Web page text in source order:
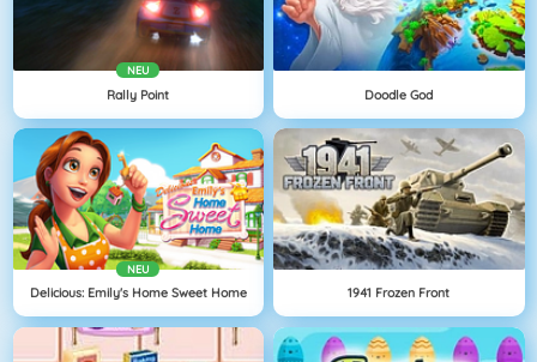
NEU
Rally Point Doodle God
NEU
Delicious: Emily's Home Sweet Home 1941 Frozen Front